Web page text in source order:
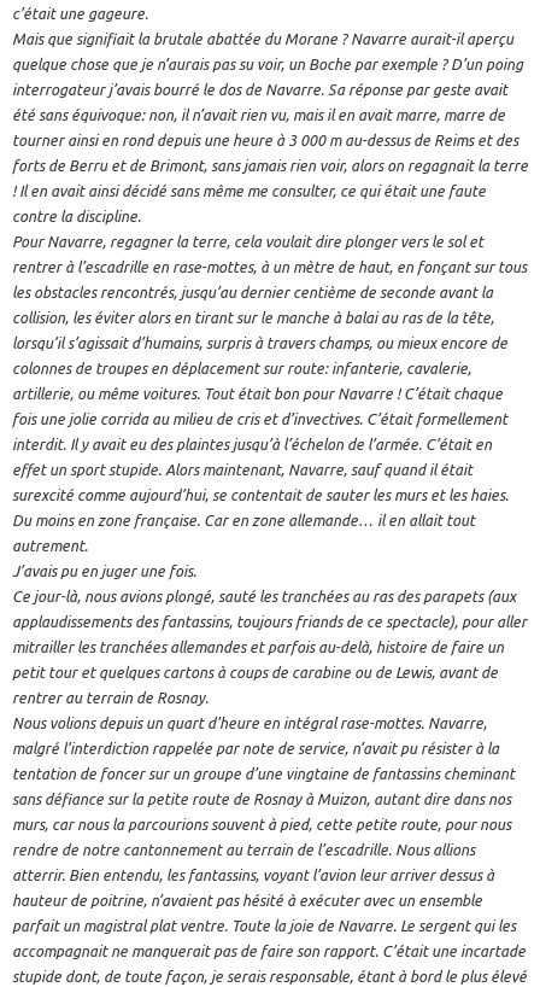
c’était une gageure.
Mais que signifiait la brutale abattée du Morane ? Navarre aurait-il aperçu
quelque chose que je n’aurais pas su voir, un Boche par exemple ? D’un poing
interrogateur j’avais bourré le dos de Navarre. Sa réponse par geste avait
été sans équivoque: non, il n’avait rien vu, mais il en avait marre, marre de
tourner ainsi en rond depuis une heure à 3 000 m au-dessus de Reims et des
forts de Berru et de Brimont, sans jamais rien voir, alors on regagnait la terre
! Il en avait ainsi décidé sans même me consulter, ce qui était une faute
contre la discipline.
Pour Navarre, regagner la terre, cela voulait dire plonger vers le sol et
rentrer à l’escadrille en rase-mottes, à un mètre de haut, en fonçant sur tous
les obstacles rencontrés, jusqu’au dernier centième de seconde avant la
collision, les éviter alors en tirant sur le manche à balai au ras de la tête,
lorsqu’il s’agissait d’humains, surpris à travers champs, ou mieux encore de
colonnes de troupes en déplacement sur route: infanterie, cavalerie,
artillerie, ou même voitures. Tout était bon pour Navarre ! C’était chaque
fois une jolie corrida au milieu de cris et d’invectives. C’était formellement
interdit. Il y avait eu des plaintes jusqu’à l’échelon de l’armée. C’était en
effet un sport stupide. Alors maintenant, Navarre, sauf quand il était
surexcité comme aujourd’hui, se contentait de sauter les murs et les haies.
Du moins en zone française. Car en zone allemande… il en allait tout
autrement.
J’avais pu en juger une fois.
Ce jour-là, nous avions plongé, sauté les tranchées au ras des parapets (aux
applaudissements des fantassins, toujours friands de ce spectacle), pour aller
mitrailler les tranchées allemandes et parfois au-delà, histoire de faire un
petit tour et quelques cartons à coups de carabine ou de Lewis, avant de
rentrer au terrain de Rosnay.
Nous volions depuis un quart d’heure en intégral rase-mottes. Navarre,
malgré l’interdiction rappelée par note de service, n’avait pu résister à la
tentation de foncer sur un groupe d’une vingtaine de fantassins cheminant
sans défiance sur la petite route de Rosnay à Muizon, autant dire dans nos
murs, car nous la parcourions souvent à pied, cette petite route, pour nous
rendre de notre cantonnement au terrain de l’escadrille. Nous allions
atterrir. Bien entendu, les fantassins, voyant l’avion leur arriver dessus à
hauteur de poitrine, n’avaient pas hésité à exécuter avec un ensemble
parfait un magistral plat ventre. Toute la joie de Navarre. Le sergent qui les
accompagnait ne manquerait pas de faire son rapport. C’était une incartade
stupide dont, de toute façon, je serais responsable, étant à bord le plus élevé